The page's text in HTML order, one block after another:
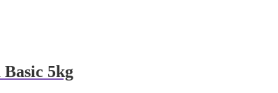
5kg